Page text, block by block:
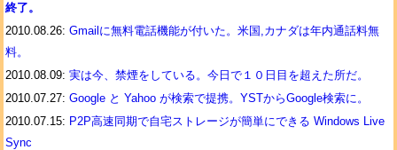
終了。
2010.08.26: Gmailに無料電話機能が付いた。米国,カナダは年内通話料無
料。
2010.08.09: 実は今、禁煙をしている。今日で１０日目を超えた所だ。
2010.07.27: Google と Yahoo が検索で提携。YSTからGoogle検索に。
2010.07.15: P2P高速同期で自宅ストレージが簡単にできる Windows Live
Sync